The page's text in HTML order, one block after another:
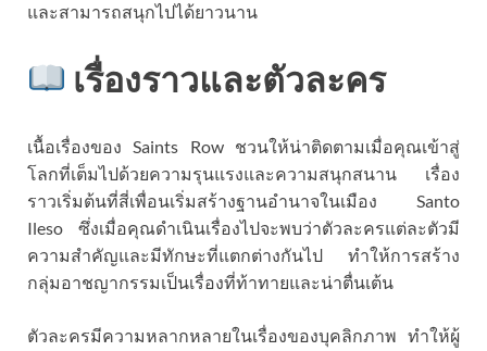
และสามารถสนุกไปได้ยาวนาน
เรื่องราวและตัวละคร
เนื้อเรื่องของ Saints Row ชวนให้น่าติดตามเมื่อคุณเข้าสู่
โลกที่เต็มไปด้วยความรุนแรงและความสนุกสนาน เรื่อง
ราวเริ่มต้นที่สี่เพื่อนเริ่มสร้างฐานอำนาจในเมือง Santo
Ileso ซึ่งเมื่อคุณดำเนินเรื่องไปจะพบว่าตัวละครแต่ละตัวมี
ความสำคัญและมีทักษะที่แตกต่างกันไป ทำให้การสร้าง
กลุ่มอาชญากรรมเป็นเรื่องที่ท้าทายและน่าตื่นเต้น
ตัวละครมีความหลากหลายในเรื่องของบุคลิกภาพ ทำให้ผู้